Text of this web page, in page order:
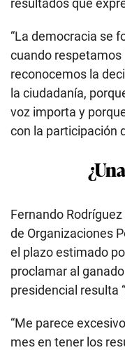
resultados que
“La democracia se
cuando respetamos
reconocemos la
la ciudadanía,
voz importa y
con la participación
Fernando
de Organizaciones
el plazo estimado
proclamar al
presidencial resulta
“Me parece
mes en tener los